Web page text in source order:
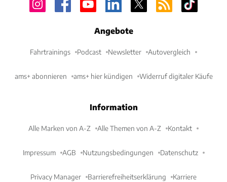
Angebote
Fahrtrainings Podcast Newsletter Autovergleich
ams+ abonnieren ams+ hier kündigen Widerruf digitaler Käufe
Information
Alle Marken von A-Z Alle Themen von A-Z Kontakt
Impressum AGB Nutzungsbedingungen Datenschutz
Privacy Manager Barrierefreiheitserklärung Karriere